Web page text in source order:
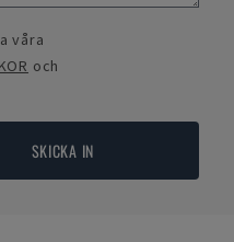
våra
och
SKICKA IN